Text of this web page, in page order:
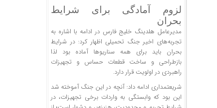
لزوم آمادگی برای شرایط
بحران
مدیرعامل هلدینگ خلیج فارس در ادامه با اشاره به
تجربه‌های اخیر جنگ تحمیلی اظهار کرد: در شرایط
بحران باید برای همه سناریو‌ها آماده بود لذا
بازطراحی و ساخت قطعات حساس و تجهیزات
راهبردی در اولویت قرار دارد.
شریعتمداری ادامه داد: آنچه در این جنگ آموخته شد
این بود که وابستگی به واردات برخی تجهیزات، در